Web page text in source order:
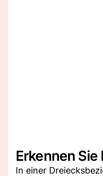
Erkennen Sie
In einer